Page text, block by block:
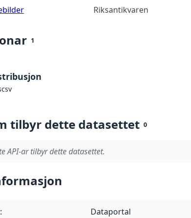
Riksantikvaren
1
csv
tilbyr dette datasettet 0
API-ar tilbyr dette datasettet.
: Dataportal